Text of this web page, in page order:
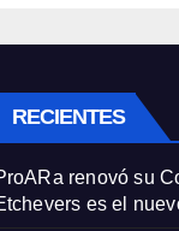
RECIENTES
renovó su
es el